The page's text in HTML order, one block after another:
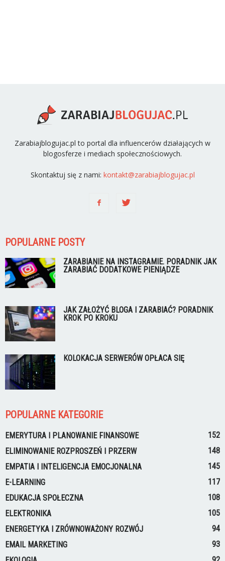
Zarabiajblogujac.pl to portal dla influencerów działających w
blogosferze i mediach społecznościowych.
Skontaktuj się z nami: kontakt@zarabiajblogujac.pl
POPULARNE POSTY
ZARABIANIE NA INSTAGRAMIE. PORADNIK JAK
ZARABIAĆ DODATKOWE PIENIĄDZE
JAK ZAŁOŻYĆ BLOGA I ZARABIAĆ? PORADNIK
KROK PO KROKU
KOLOKACJA SERWERÓW OPŁACA SIĘ
POPULARNE KATEGORIE
EMERYTURA I PLANOWANIE FINANSOWE
152
ELIMINOWANIE ROZPROSZEŃ I PRZERW
148
EMPATIA I INTELIGENCJA EMOCJONALNA
145
E-LEARNING
117
EDUKACJA SPOŁECZNA
108
ELEKTRONIKA
105
ENERGETYKA I ZRÓWNOWAŻONY ROZWÓJ
94
EMAIL MARKETING
93